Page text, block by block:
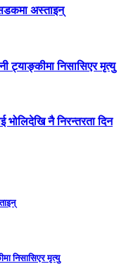
अस्ताइन्
ट्याङ्कीमा निसासिएर मृत्यु
नै निरन्तरता दिन
निसासिएर मृत्यु